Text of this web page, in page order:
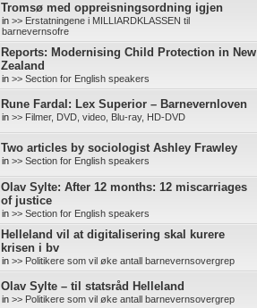
Tromsø med oppreisningsordning igjen
in >> Erstatningene i MILLIARDKLASSEN til
barnevernsofre
Reports: Modernising Child Protection in New
Zealand
in >> Section for English speakers
Rune Fardal: Lex Superior – Barnevernloven
in >> Filmer, DVD, video, Blu-ray, HD-DVD
Two articles by sociologist Ashley Frawley
in >> Section for English speakers
Olav Sylte: After 12 months: 12 miscarriages
of justice
in >> Section for English speakers
Helleland vil at digitalisering skal kurere
krisen i bv
in >> Politikere som vil øke antall barnevernsovergrep
Olav Sylte – til statsråd Helleland
in >> Politikere som vil øke antall barnevernsovergrep